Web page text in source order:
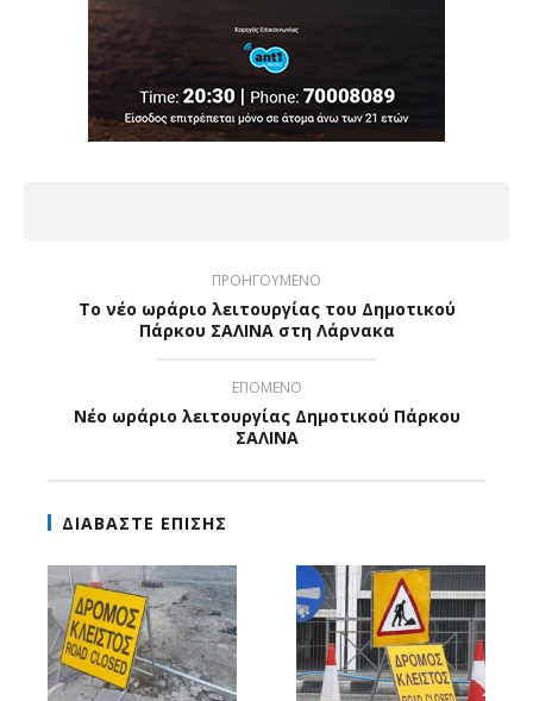
ΠΡΟΗΓΟΥΜΕΝΟ
Το νέο ωράριο λειτουργίας του Δημοτικού
Πάρκου ΣΑΛΙΝΑ στη Λάρνακα
ΕΠΟΜΕΝΟ
Νέο ωράριο λειτουργίας Δημοτικού Πάρκου
ΣΑΛΙΝΑ
ΔΙΑΒΑΣΤΕ ΕΠΙΣΗΣ